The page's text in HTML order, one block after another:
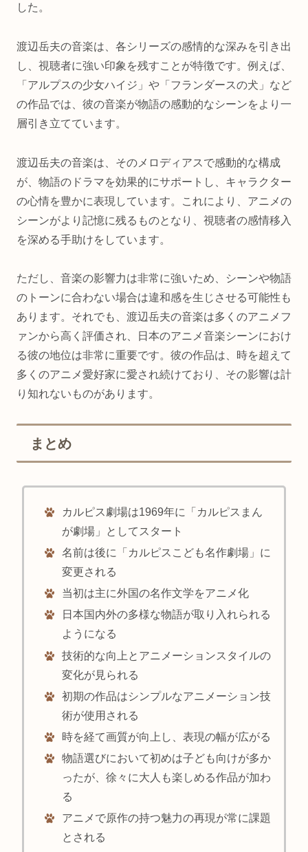
した。
渡辺岳夫の音楽は、各シリーズの感情的な深みを引き出
し、視聴者に強い印象を残すことが特徴です。例えば、
「アルプスの少女ハイジ」や「フランダースの犬」など
の作品では、彼の音楽が物語の感動的なシーンをより一
層引き立てています。
渡辺岳夫の音楽は、そのメロディアスで感動的な構成
が、物語のドラマを効果的にサポートし、キャラクター
の心情を豊かに表現しています。これにより、アニメの
シーンがより記憶に残るものとなり、視聴者の感情移入
を深める手助けをしています。
ただし、音楽の影響力は非常に強いため、シーンや物語
のトーンに合わない場合は違和感を生じさせる可能性も
あります。それでも、渡辺岳夫の音楽は多くのアニメフ
ァンから高く評価され、日本のアニメ音楽シーンにおけ
る彼の地位は非常に重要です。彼の作品は、時を超えて
多くのアニメ愛好家に愛され続けており、その影響は計
り知れないものがあります。
まとめ
カルピス劇場は1969年に「カルピスまん
が劇場」としてスタート
名前は後に「カルピスこども名作劇場」に
変更される
当初は主に外国の名作文学をアニメ化
日本国内外の多様な物語が取り入れられる
ようになる
技術的な向上とアニメーションスタイルの
変化が見られる
初期の作品はシンプルなアニメーション技
術が使用される
時を経て画質が向上し、表現の幅が広がる
物語選びにおいて初めは子ども向けが多か
ったが、徐々に大人も楽しめる作品が加わ
る
アニメで原作の持つ魅力の再現が常に課題
とされる